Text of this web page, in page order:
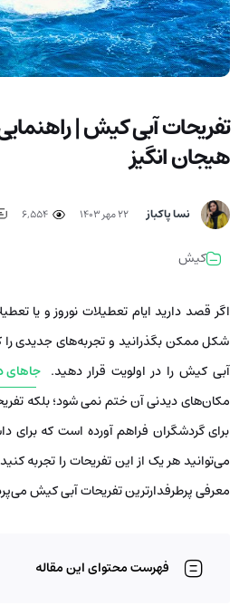
تفریحات آبی کیش |
هیجان انگیز
نسا پاکباز ۲۲ مهر ۱۴۰۳ 6,554
کیش
اگر قصد دارید ایام تعطیلات نوروز و یا
شکل ممکن بگذرانید و تجربه‌های جدیدی
آبی کیش را در اولویت قرار دهید. جاهای
مکان‌های دیدنی آن ختم نمی شود؛ بلکه
برای گردشگران فراهم آورده است که برای
می‌توانید هر یک از این تفریحات را تجربه
معرفی پرطرفدارترین تفریحات آبی کیش
فهرست محتوای این مقاله